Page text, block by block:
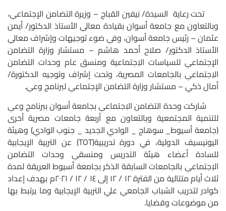
تحت رعاية السيدة/ نيفين القباج – وزيرة التضامن الإجتماعىِ،
وبالتعاون مع جامعة أسوان بقيادة معالىِ الأستاذ الدكتور/ أيمن
عثمان – رئيس جامعة أسوان، وفىِ ضوء توجيهات وإشراف معالىِ
الأستاذ الدكتور/ صلاح أحمد هاشم – مستشار وزارة التضامن
الإجتماعىِ للسياسات الاِجتماعية ومنسق عام وحدات التضامن
الاِجتماعىِ بالجامعات المصرية، وتحت إشراف وتوجيه الدكتورة/
أمال ذكي – مستشار وزارة التضامن الإجتماعىِ لبرنامج وعىِ.
شاركت وحدة التضامن الاِجتماعىِ بجامعة أسوان ببرنامج وعىِ
للتنمية المجتمعية وبالتعاون مع أربعة جامعات مصرية أخرى
(جامعة أسيوط_ سوهاج _ الوادي الجديد _ جنوب الوادي) وهيئة
اليونيسيف الدولية، في دورة تدريبية(TOT) عن التربية الإيجابية
للسادة أعضاء هيئة التدريس ومنسقىِ وحدات التضامن
الاِجتماعىِ بالجامعات السابقة الذكر بجامعة أسيوط العريقة لمدة
ثلاث أيام متتالية من الفترة ١٢ / ١٢ إلى ١٤ / ١٢ / ٢٠٢١م بهدف إعداد
كوادر لتدريب الشباب الجامعىِ علي التربية الإيجابية وما يرتبط بها
من موضوعات وقضايا.